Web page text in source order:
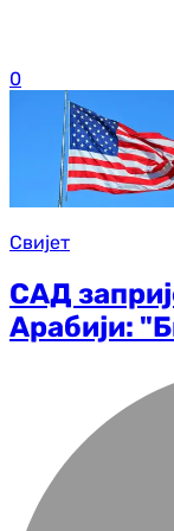
0
Свијет
САД
Арабији: